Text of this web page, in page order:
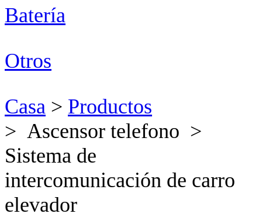
Batería
Otros
Casa > Productos
> Ascensor telefono >
Sistema de
intercomunicación de carro
elevador